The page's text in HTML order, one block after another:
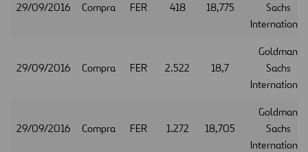
29/09/2016 Compra FER 418 18,775
Sachs
International
29/09/2016 Compra FER 2.522 18,7
Goldman
Sachs
International
29/09/2016 Compra FER 1.272 18,705
Goldman
Sachs
International